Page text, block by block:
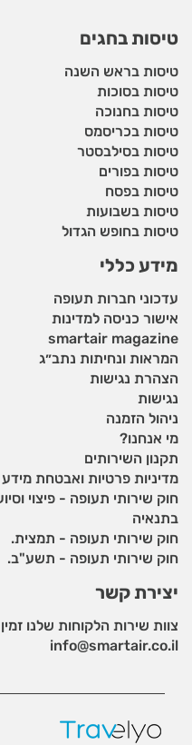
טיסות בחגים
טיסות בראש השנה
טיסות בסוכות
טיסות בחנוכה
טיסות בכריסמס
טיסות בסילבסטר
טיסות בפורים
טיסות בפסח
טיסות בשבועות
טיסות בחופש הגדול
מידע כללי
עדכוני חברות תעופה
אישור כניסה למדינות
smartair magazine
המראות ונחיתות נתב״ג
הצהרת נגישות
נגישות
ניהול הזמנה
מי אנחנו?
תקנון השירותים
מדיניות פרטיות ואבטחת
חוק שירותי תעופה - פיצוי
בתנאיה
חוק שירותי תעופה - תמצית.
חוק שירותי תעופה - תשע"ב.
יצירת קשר
צוות שירות הלקוחות שלנו
info@smartair.co.il